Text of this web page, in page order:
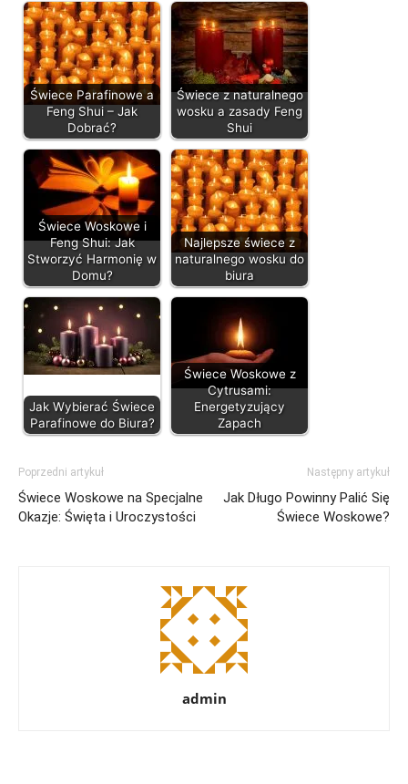
Świece Parafinowe a
Feng Shui – Jak
Dobrać?
Świece z naturalnego
wosku a zasady Feng
Shui
Świece Woskowe i
Feng Shui: Jak
Stworzyć Harmonię w
Domu?
Najlepsze świece z
naturalnego wosku do
biura
Jak Wybierać Świece
Parafinowe do Biura?
Świece Woskowe z
Cytrusami:
Energetyzujący
Zapach
Poprzedni artykuł
Świece Woskowe na Specjalne
Okazje: Święta i Uroczystości
Następny artykuł
Jak Długo Powinny Palić Się
Świece Woskowe?
admin